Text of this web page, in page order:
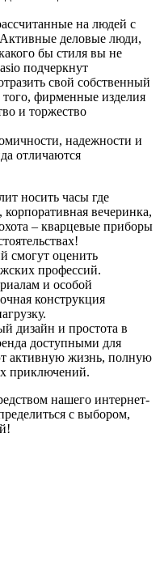
на людей с
деловые люди,
бы стиля вы не
подчеркнут
свой собственный
фирменные изделия
и торжество
надежности и
отличаются
носить часы где
вечеринка,
– кварцевые приборы
смогут оценить
профессий.
и особой
конструкция
дизайн и простота в
доступными для
активную жизнь, полную
приключений.
нашего интернет-
с выбором,